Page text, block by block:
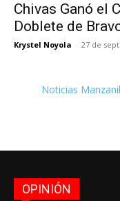
Chivas Ganó el
Doblete de
Krystel Noyola - 27 de
Noticias
OPINIÓN